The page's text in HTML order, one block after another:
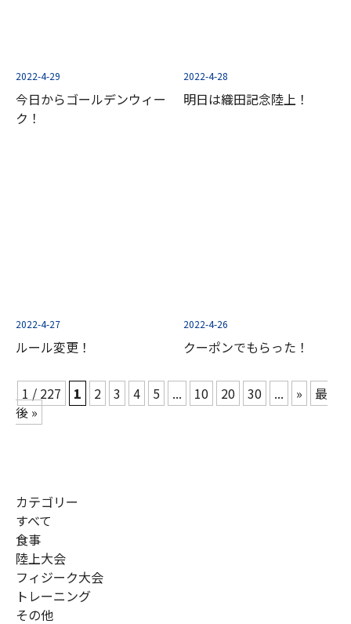
2022-4-29
今日からゴールデンウィー
ク！
2022-4-28
明日は織田記念陸上！
2022-4-27
ルール変更！
2022-4-26
クーポンでもらった！
1 / 227 1 2 3 4 5 ... 10 20 30 ... »
最
後 »
カテゴリー
すべて
食事
陸上大会
フィジーク大会
トレーニング
その他